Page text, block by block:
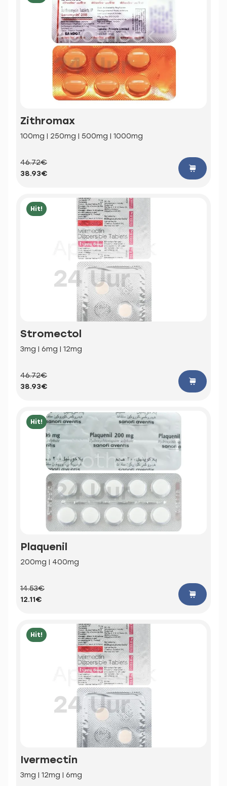
Zithromax
100mg | 250mg | 500mg | 1000mg
46.72€
38.93€
Hit!
Stromectol
3mg | 6mg | 12mg
46.72€
38.93€
Hit!
Plaquenil
200mg | 400mg
14.53€
12.11€
Hit!
Ivermectin
3mg | 12mg | 6mg